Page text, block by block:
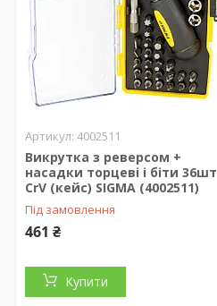
4002511
Викрутка з реверсом +
насадки торцеві і біти 36шт
CrV (кейс) SIGMA (4002511)
Під замовлення
461 ₴
Купити